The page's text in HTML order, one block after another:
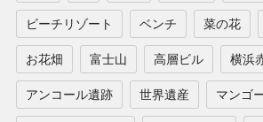
ビーチリゾート ベンチ 菜の花
お花畑 富士山 高層ビル 横浜
アンコール遺跡 世界遺産 マンゴ